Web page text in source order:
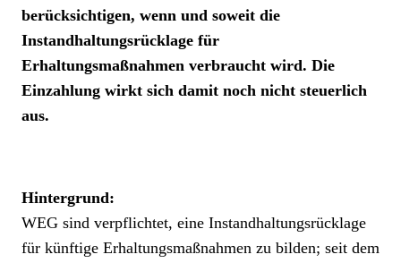
berücksichtigen, wenn und soweit die
Instandhaltungsrücklage für
Erhaltungsmaßnahmen verbraucht wird. Die
Einzahlung wirkt sich damit noch nicht steuerlich
aus.
Hintergrund:
WEG sind verpflichtet, eine Instandhaltungsrücklage
für künftige Erhaltungsmaßnahmen zu bilden; seit dem